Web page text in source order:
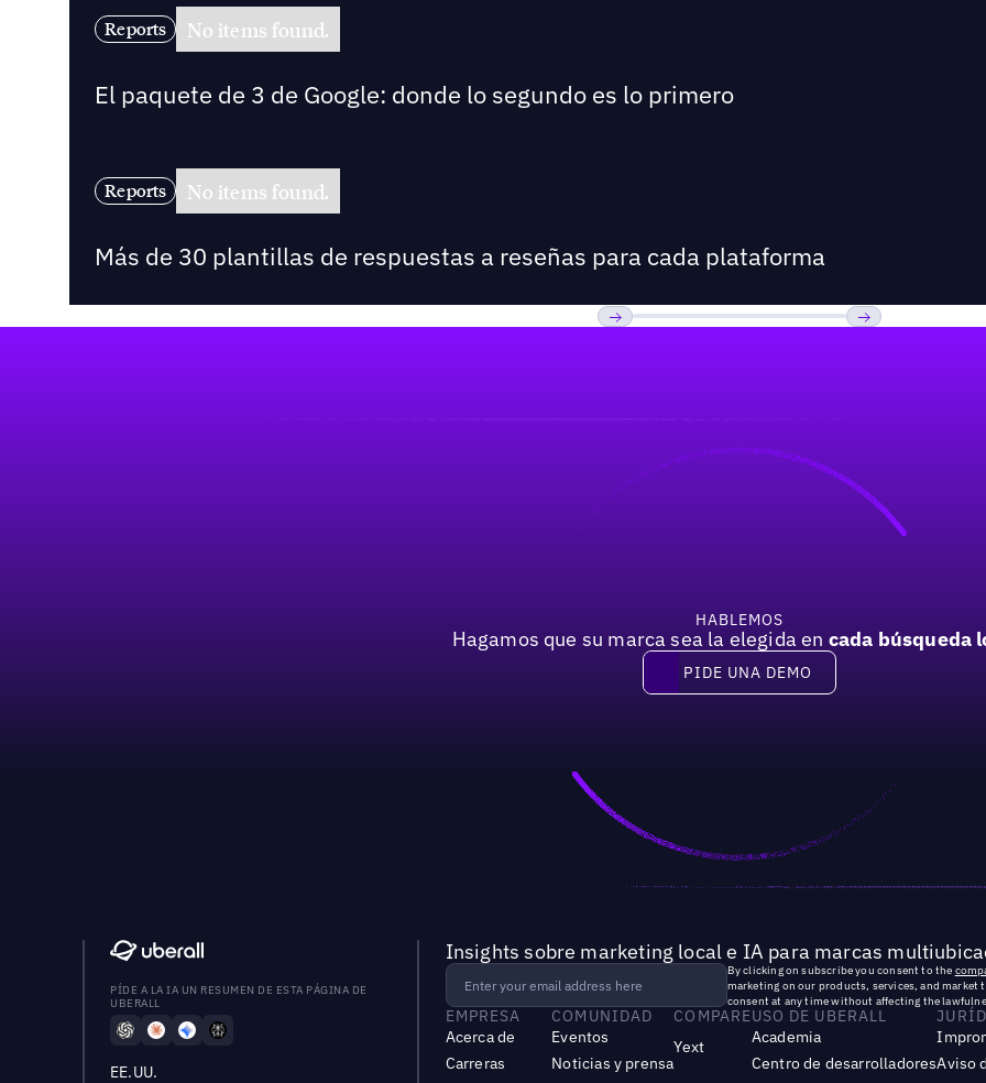
Reports No items found.
El paquete de 3 de Google: donde lo segundo es lo primero
Reports No items found.
Más de 30 plantillas de respuestas a reseñas para cada plataforma
HABLEMOS
Hagamos que su marca sea la elegida en cada búsqueda
Pide una demo
PIDE UNA DEMO
PÍDE A LA IA UN RESUMEN DE ESTA PÁGINA DE
UBERALL
EE.UU.
Insights sobre marketing local e IA para marcas
By clicking on subscribe you consent to the
marketing on our products, services, and market
consent at any time without affecting the
EMPRESA
Acerca de
Carreras
COMUNIDAD
Eventos
Noticias y prensa
COMPARE
Yext
USO DE UBERALL
Academia
Centro de desarrolladoresAviso